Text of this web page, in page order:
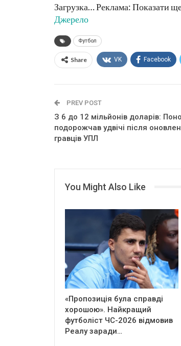
Загрузка… Реклама: Показати
Джерело
Футбол
Share VK Facebook
PREV POST
З 6 до 12 мільйонів доларів:
подорожчав удвічі після
гравців УПЛ
You Might Also Like
«Пропозиція була справді
хорошою». Найкращий
футболіст ЧС-2026 відмовив
Реалу заради…